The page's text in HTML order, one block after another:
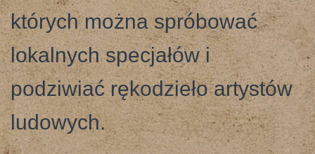
których można spróbować
lokalnych specjałów i
podziwiać rękodzieło artystów
ludowych.